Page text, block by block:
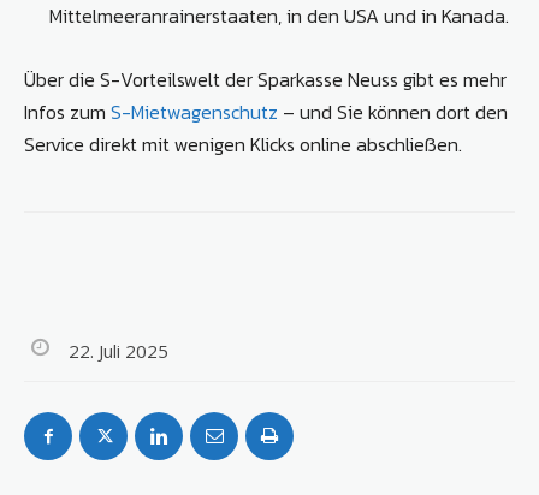
Mittelmeeranrainerstaaten, in den USA und in Kanada.
Über die S-Vorteilswelt der Sparkasse Neuss gibt es mehr
Infos zum S-Mietwagenschutz – und Sie können dort den
Service direkt mit wenigen Klicks online abschließen.
22. Juli 2025